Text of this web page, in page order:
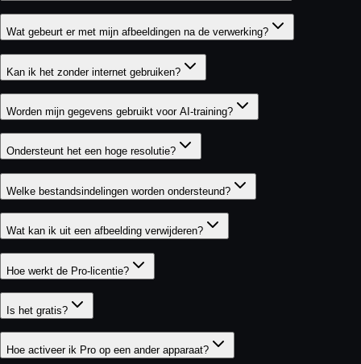
Wat gebeurt er met mijn afbeeldingen na de verwerking?
Kan ik het zonder internet gebruiken?
Worden mijn gegevens gebruikt voor AI-training?
Ondersteunt het een hoge resolutie?
Welke bestandsindelingen worden ondersteund?
Wat kan ik uit een afbeelding verwijderen?
Hoe werkt de Pro-licentie?
Is het gratis?
Hoe activeer ik Pro op een ander apparaat?